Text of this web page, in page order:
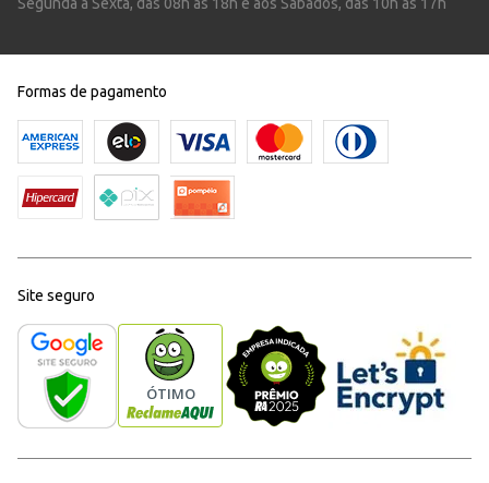
Formas de pagamento
Site seguro